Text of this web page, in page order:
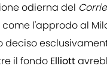
odierna del
l'approdo al
deciso
il fondo Elliott